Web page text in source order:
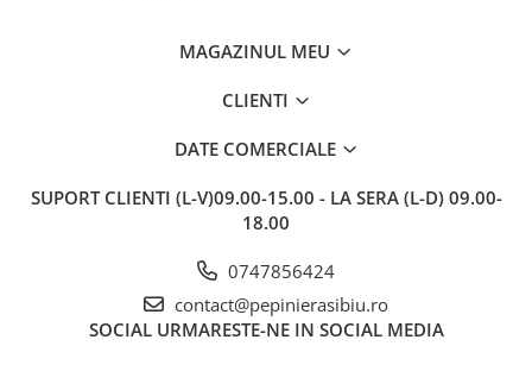
MAGAZINUL MEU
CLIENTI
DATE COMERCIALE
SUPORT CLIENTI (L-V)09.00-15.00 - LA SERA (L-D) 09.00-
18.00
0747856424
contact@pepinierasibiu.ro
SOCIAL URMARESTE-NE IN SOCIAL MEDIA